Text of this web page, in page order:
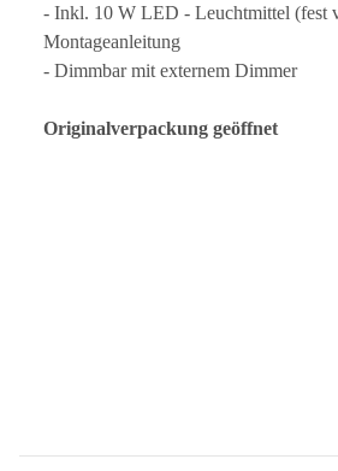
- Inkl. 10 W LED - Leuchtmittel (fest
Montageanleitung
- Dimmbar mit externem Dimmer
Originalverpackung geöffnet